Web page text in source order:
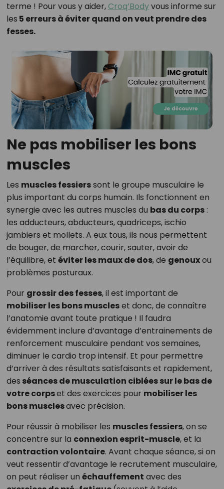
terme ! Pour vous y aider,Croq’Bodyvous informe sur
les 5 erreurs à éviter quand on veut prendre des
fesses.
Ne pas mobiliser les bons
muscles
Les muscles fessierssont le groupe musculaire le
plus important du corps humain. Ils fonctionnent en
synergie avec les autres muscles du bas du corps:
les adducteurs, abducteurs, quadriceps, ischio
jambiers et mollets. A eux tous, ils nous permettent
de bouger, de marcher, courir, sauter, avoir de
l’équilibre, et éviter les maux de dos, de genouxou
problèmes posturaux.
Pour grossir des fesses, il est important de
mobiliser les bons muscleset donc, de connaître
l’anatomie avant toute pratique ! Il faudra
évidemment inclure d’avantage d’entrainements de
renforcement musculaire pendant vos semaines,
diminuer le cardio trop intensif. Et pour permettre
d’arriver à des résultats satisfaisants et rapidement,
des séances de musculation ciblées sur le bas de
votre corpset des exercices pour mobiliser les
bons musclesavec précision.
Pour réussir à mobiliser les muscles fessiers, on se
concentre sur la connexion esprit-muscle, et la
contraction volontaire. Avant chaque séance, si on
veut ressentir d’avantage le recrutement musculaire,
on peut réaliser un échauffement avec des